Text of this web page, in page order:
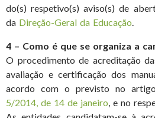
do(s) respetivo(s) aviso(s) de
da Direção-Geral da Educação
4 – Como é que se organiza a
O procedimento de acreditação
avaliação e certificação dos
acordo com o previsto no
5/2014, de 14 de janeiro , e no